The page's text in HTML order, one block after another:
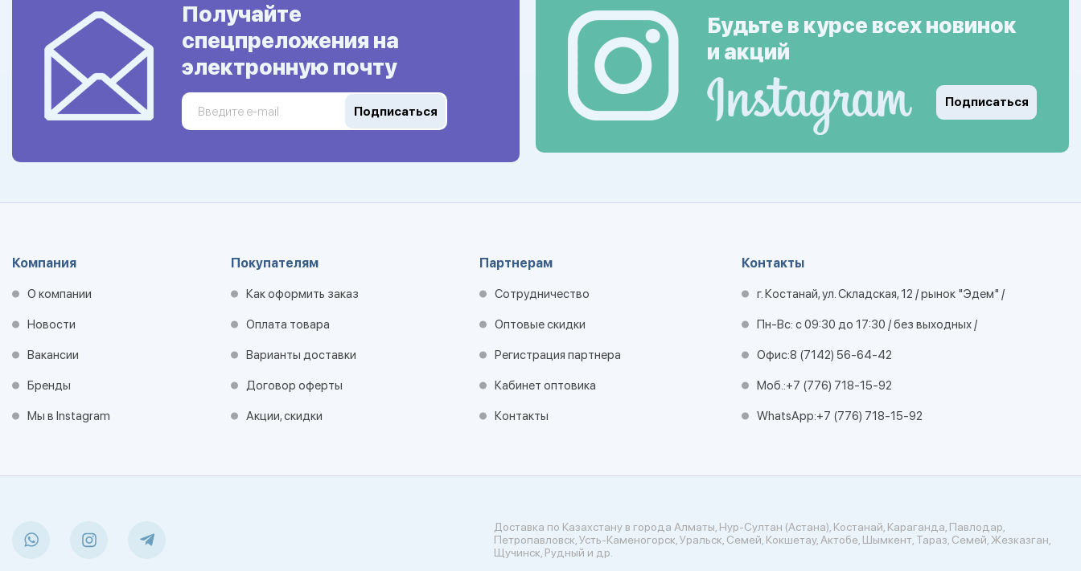
Получайте
спецпреложения на
электронную почту
Подписаться
Будьте в курсе всех новинок
и акций
Подписаться
Компания
О компании
Новости
Вакансии
Бренды
Мы в Instagram
Покупателям
Как оформить заказ
Оплата товара
Варианты доставки
Договор оферты
Акции, скидки
Партнерам
Сотрудничество
Оптовые скидки
Регистрация партнера
Кабинет оптовика
Контакты
Контакты
г. Костанай, ул. Складская, 12 / рынок "Эдем" /
Пн-Вс: с 09:30 до 17:30 / без выходных /
Офис:8 (7142) 56-64-42
Моб.:+7 (776) 718-15-92
WhatsApp:+7 (776) 718-15-92
Доставка по Казахстану в города Алматы, Нур-Султан (Астана), Костанай, Караганда, Павлодар,
Петропавловск, Усть-Каменогорск, Уральск, Семей, Кокшетау, Актобе, Шымкент, Тараз, Семей, Жезказган,
Щучинск, Рудный и др.